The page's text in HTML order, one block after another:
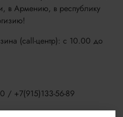
в Армению, в республику
(call-центр): с 10.00 до
/ +7(915)133-56-89